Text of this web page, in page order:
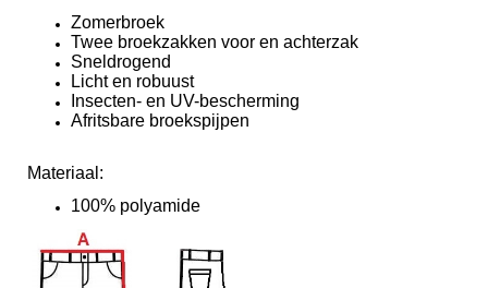
Zomerbroek
Twee broekzakken voor en achterzak
Sneldrogend
Licht en robuust
Insecten- en UV-bescherming
Afritsbare broekspijpen
Materiaal:
100% polyamide